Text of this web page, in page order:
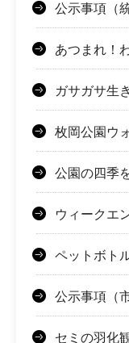
公示事項（
あつまれ！
ガサガサ生
枚岡公園ウ
公園の四季
ウィークエ
ペットボト
公示事項（
セミの羽化